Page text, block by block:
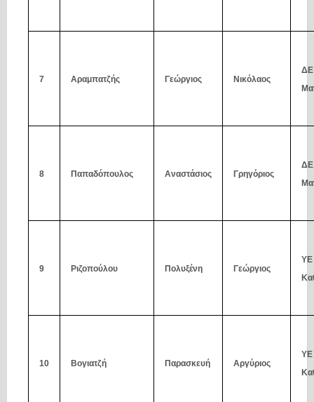
7 Αραμπατζής Γεώργιος Νικόλαος
ΔΕ
8 Παπαδόπουλος Αναστάσιος Γρηγόριος
ΔΕ
9 Ριζοπούλου Πολυξένη Γεώργιος
ΥΕ
10 Βογιατζή Παρασκευή Αργύριος
ΥΕ